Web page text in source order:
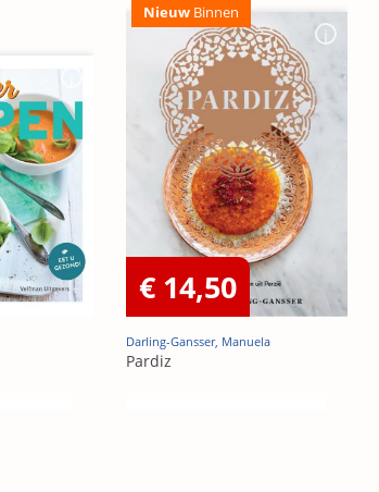
Nieuw Binnen
€ 14,50
Darling-Gansser, Manuela
Pardiz